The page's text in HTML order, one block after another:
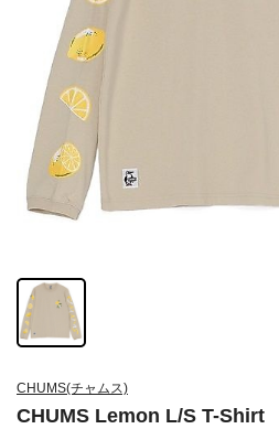
CHUMS(チャムス)
CHUMS Lemon L/S T-Shirt